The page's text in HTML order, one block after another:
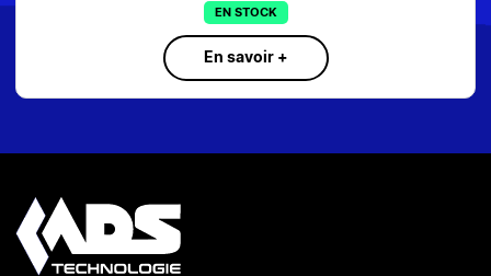
EN STOCK
En savoir +